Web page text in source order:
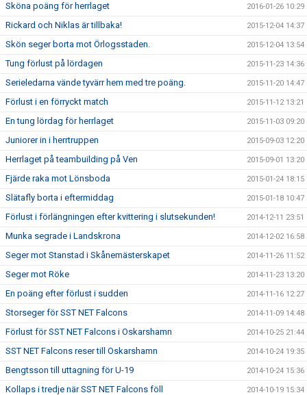
Sköna poäng för herrlaget 2016-01-26 10:29
Rickard och Niklas är tillbaka! 2015-12-04 14:37
Skön seger borta mot Örlogsstaden. 2015-12-04 13:54
Tung förlust på lördagen 2015-11-23 14:36
Serieledarna vände tyvärr hem med tre poäng. 2015-11-20 14:47
Förlust i en förryckt match 2015-11-12 13:21
En tung lördag för herrlaget 2015-11-03 09:20
Juniorer in i herrtruppen 2015-09-03 12:20
Herrlaget på teambuilding på Ven 2015-09-01 13:20
Fjärde raka mot Lönsboda 2015-01-24 18:15
Slätafly borta i eftermiddag 2015-01-18 10:47
Förlust i förlängningen efter kvittering i slutsekunden! 2014-12-11 23:51
Munka segrade i Landskrona 2014-12-02 16:58
Seger mot Stanstad i Skånemästerskapet 2014-11-26 11:52
Seger mot Röke 2014-11-23 13:20
En poäng efter förlust i sudden 2014-11-16 12:27
Storseger för SST NET Falcons 2014-11-09 14:48
Förlust för SST NET Falcons i Oskarshamn 2014-10-25 21:44
SST NET Falcons reser till Oskarshamn 2014-10-24 19:35
Bengtsson till uttagning för U-19 2014-10-24 15:36
Kollaps i tredje när SST NET Falcons föll 2014-10-19 15:34